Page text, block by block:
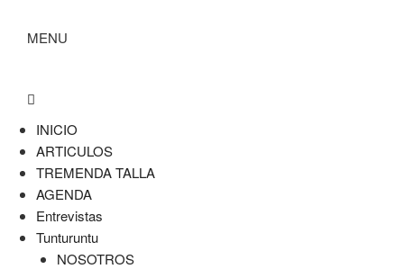
MENU
INICIO
ARTICULOS
TREMENDA TALLA
AGENDA
Entrevistas
Tunturuntu
NOSOTROS